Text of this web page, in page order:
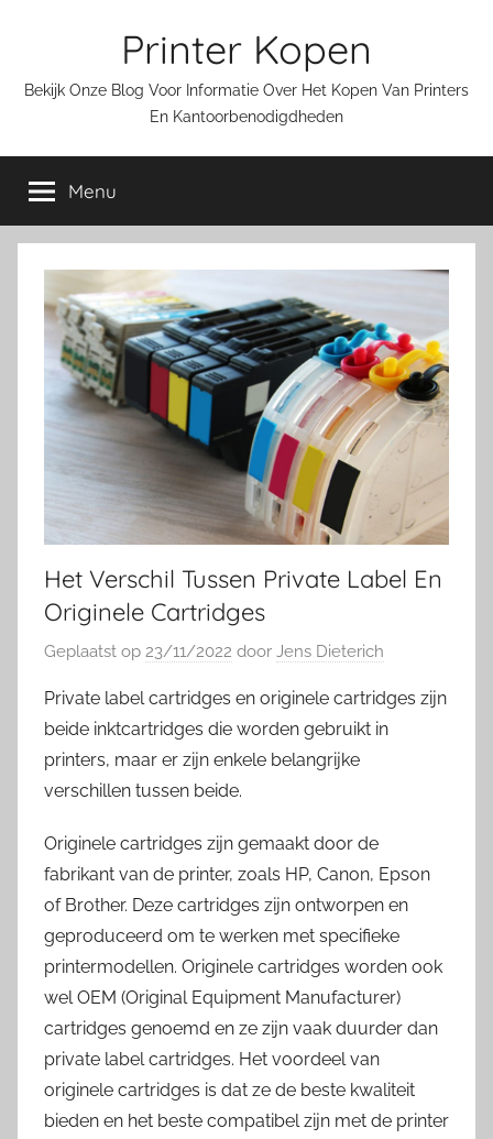
inhoud
Printer Kopen
Bekijk Onze Blog Voor Informatie Over Het Kopen Van Printers
En Kantoorbenodigdheden
Menu
Het Verschil Tussen Private Label En
Originele Cartridges
Geplaatst op 23/11/2022 door Jens Dieterich
Private label cartridges en originele cartridges zijn
beide inktcartridges die worden gebruikt in
printers, maar er zijn enkele belangrijke
verschillen tussen beide.
Originele cartridges zijn gemaakt door de
fabrikant van de printer, zoals HP, Canon, Epson
of Brother. Deze cartridges zijn ontworpen en
geproduceerd om te werken met specifieke
printermodellen. Originele cartridges worden ook
wel OEM (Original Equipment Manufacturer)
cartridges genoemd en ze zijn vaak duurder dan
private label cartridges. Het voordeel van
originele cartridges is dat ze de beste kwaliteit
bieden en het beste compatibel zijn met de printer